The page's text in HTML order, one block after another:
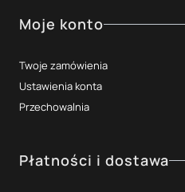
Moje konto
Twoje zamówienia
Ustawienia konta
Przechowalnia
Płatności i dostawa